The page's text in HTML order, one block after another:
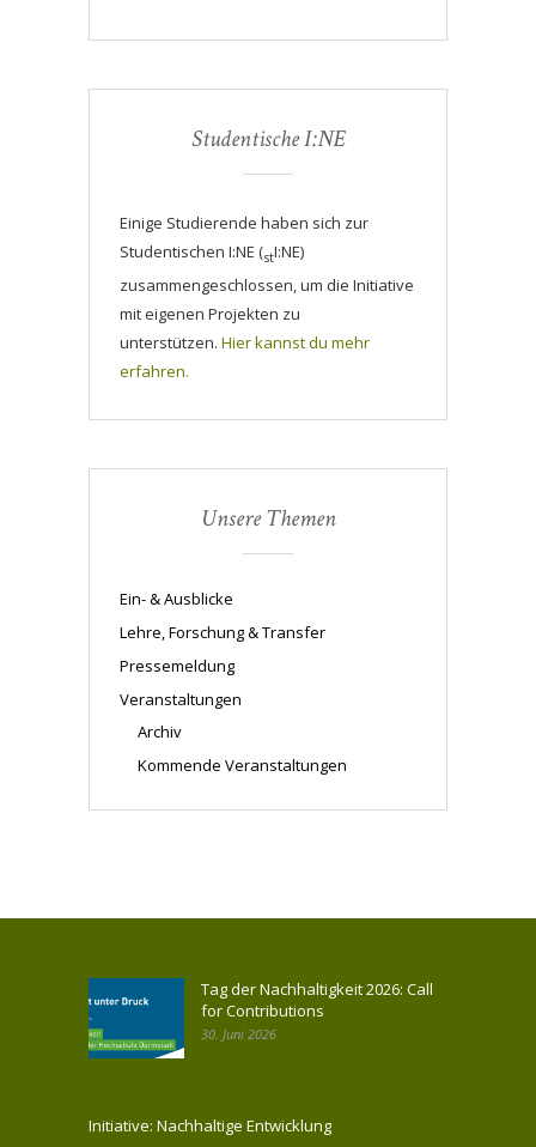
Studentische I:NE
Einige Studierende haben sich zur
Studentischen I:NE (stI:NE)
zusammengeschlossen, um die Initiative
mit eigenen Projekten zu
unterstützen. Hier kannst du mehr
erfahren.
Unsere Themen
Ein- & Ausblicke
Lehre, Forschung & Transfer
Pressemeldung
Veranstaltungen
Archiv
Kommende Veranstaltungen
Tag der Nachhaltigkeit 2026: Call
for Contributions
30. Juni 2026
Initiative: Nachhaltige Entwicklung